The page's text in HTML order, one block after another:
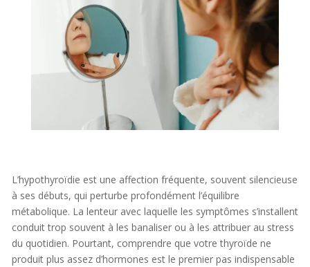
L’hypothyroïdie est une affection fréquente, souvent silencieuse
à ses débuts, qui perturbe profondément l’équilibre
métabolique. La lenteur avec laquelle les symptômes s’installent
conduit trop souvent à les banaliser ou à les attribuer au stress
du quotidien. Pourtant, comprendre que votre thyroïde ne
produit plus assez d’hormones est le premier pas indispensable